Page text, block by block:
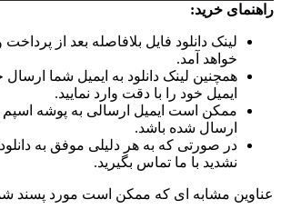
راهنمای خرید:
لینک دانلود فایل بلافاصله بعد از
خواهد آمد.
همچنین لینک دانلود به ایمیل شما
ایمیل خود را با دقت وارد نمایید.
ارسال شده باشد.
در صورتی که به هر دلیلی موفق به
نشدید با ما تماس بگیرید.
عناوین مشابه ای که ممکن است مورد پسند